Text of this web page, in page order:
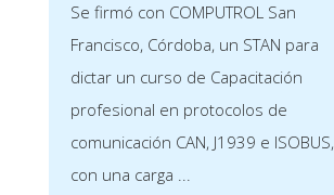
Se firmó con COMPUTROL San
Francisco, Córdoba, un STAN para
dictar un curso de Capacitación
profesional en protocolos de
comunicación CAN, J1939 e ISOBUS,
con una carga ...